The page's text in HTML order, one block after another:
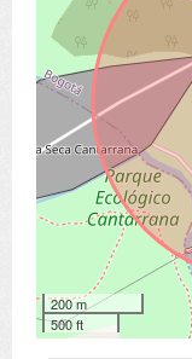
200 m
500 ft